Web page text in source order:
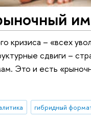
кризиса – «всех
сдвиги –
Это и есть
гибридный